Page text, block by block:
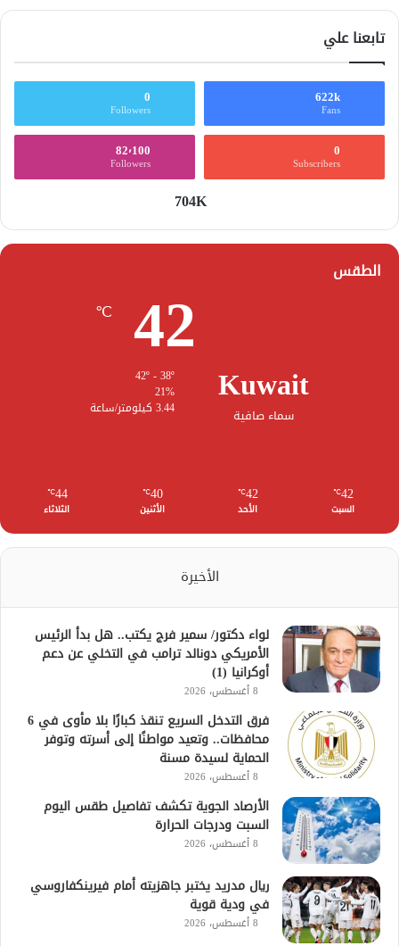
تابعنا علي
622k
Fans
0
Followers
0
Subscribers
82٬100
Followers
704K
الطقس
Kuwait
سماء صافية
42
℃
21%
3.44 كيلومتر/ساعة
42
℃
السبت
42
℃
الأحد
40
℃
الأثنين
44
℃
الثلاثاء
الأخيرة
لواء دكتور/ سمير فرج يكتب.. هل بدأ الرئيس
الأمريكي دونالد ترامب في التخلي عن دعم
أوكرانيا (1)
8 أغسطس، 2026
فرق التدخل السريع تنقذ كبارًا بلا مأوى في 6
محافظات.. وتعيد مواطنًا إلى أسرته وتوفر
الحماية لسيدة مسنة
8 أغسطس، 2026
الأرصاد الجوية تكشف تفاصيل طقس اليوم
السبت ودرجات الحرارة
8 أغسطس، 2026
ريال مدريد يختبر جاهزيته أمام فيرينكفاروسي
في ودية قوية
8 أغسطس، 2026